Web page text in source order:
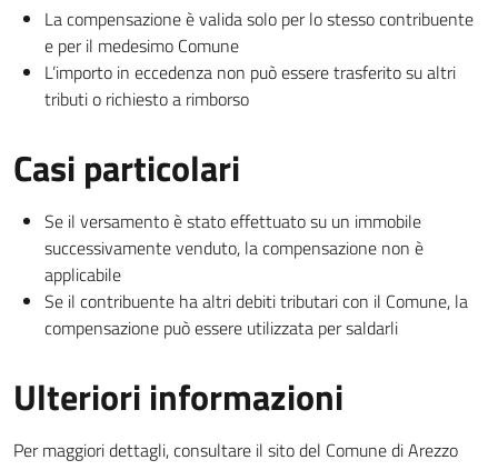
La compensazione è valida solo per lo stesso contribuente
e per il medesimo Comune
L’importo in eccedenza non può essere trasferito su altri
tributi o richiesto a rimborso
Casi particolari
Se il versamento è stato effettuato su un immobile
successivamente venduto, la compensazione non è
applicabile
Se il contribuente ha altri debiti tributari con il Comune, la
compensazione può essere utilizzata per saldarli
Ulteriori informazioni
Per maggiori dettagli, consultare il sito del Comune di Arezzo